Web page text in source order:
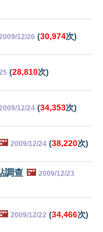
12/26 (30,974次)
(28,810次)
12/24 (34,353次)
2009/12/24 (38,220次)
調查 🖼️ 2009/12/23
2009/12/22 (34,466次)